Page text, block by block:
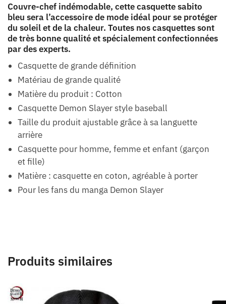
Couvre-chef indémodable, cette casquette sabito
bleu sera l’accessoire de mode idéal pour se protéger
du soleil et de la chaleur. Toutes nos casquettes sont
de très bonne qualité et spécialement confectionnées
par des experts.
Casquette de grande définition
Matériau de grande qualité
Matière du produit : Cotton
Casquette Demon Slayer style baseball
Taille du produit ajustable grâce à sa languette
arrière
Casquette pour homme, femme et enfant (garçon
et fille)
Matière : casquette en coton, agréable à porter
Pour les fans du manga Demon Slayer
Produits similaires